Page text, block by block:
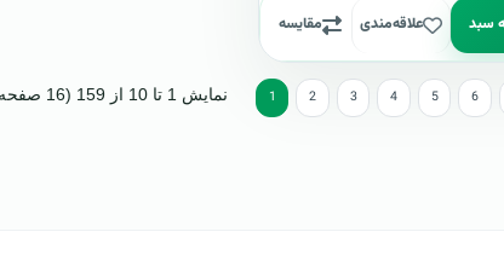
سبد علاقه‌مندی مقایسه
1 2 3 4 5 6 نمایش 1 تا 10 از 159 (16 صفحه)